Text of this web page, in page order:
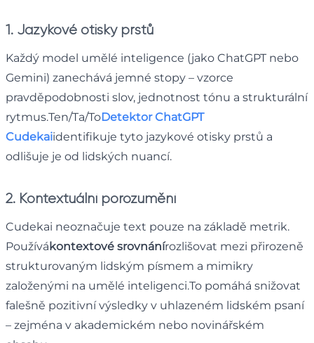
1. Jazykové otisky prstů
Každý model umělé inteligence (jako ChatGPT nebo
Gemini) zanechává jemné stopy – vzorce
pravděpodobnosti slov, jednotnost tónu a strukturální
rytmus.Ten/Ta/ToDetektor ChatGPT
Cudekaiidentifikuje tyto jazykové otisky prstů a
odlišuje je od lidských nuancí.
2. Kontextuální porozumění
Cudekai neoznačuje text pouze na základě metrik.
Používákontextové srovnánírozlišovat mezi přirozeně
strukturovaným lidským písmem a mimikry
založenými na umělé inteligenci.To pomáhá snižovat
falešně pozitivní výsledky v uhlazeném lidském psaní
– zejména v akademickém nebo novinářském